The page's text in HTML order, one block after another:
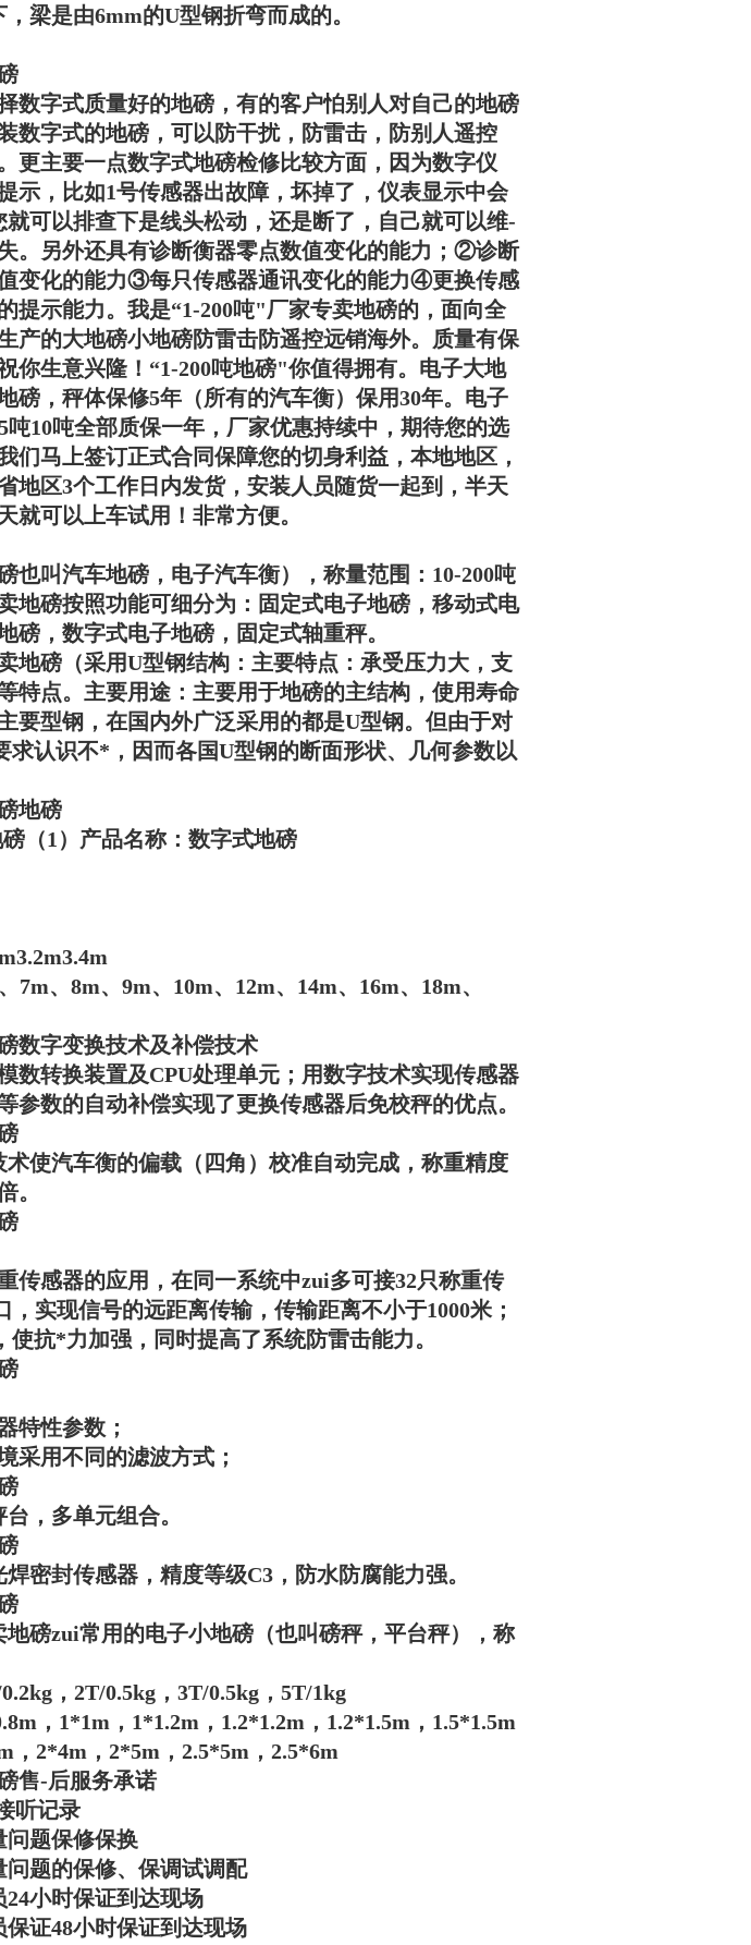
梁是由6mm的U型钢折弯而成的。
数字式质量好的地磅，有的客户怕别人对自己的地磅
数字式的地磅，可以防干扰，防雷击，防别人遥控
更主要一点数字式地磅检修比较方面，因为数字仪
示，比如1号传感器出故障，坏掉了，仪表显示中会
可以排查下是线头松动，还是断了，自己就可以维-
。另外还具有诊断衡器零点数值变化的能力；②诊断
变化的能力③每只传感器通讯变化的能力④更换传感
提示能力。我是“1-200吨"厂家专卖地磅的，面向全
产的大地磅小地磅防雷击防遥控远销海外。质量有保
你生意兴隆！“1-200吨地磅"你值得拥有。电子大地
磅，秤体保修5年（所有的汽车衡）保用30年。电子
吨10吨全部质保一年，厂家优惠持续中，期待您的选
们马上签订正式合同保障您的切身利益，本地地区，
地区3个工作日内发货，安装人员随货一起到，半天
就可以上车试用！非常方便。
也叫汽车地磅，电子汽车衡），称量范围：10-200吨
地磅按照功能可细分为：固定式电子地磅，移动式电
磅，数字式电子地磅，固定式轴重秤。
地磅 （采用U型钢结构：主要特点：承受压力大，支
特点。主要用途：主要用于地磅的主结构，使用寿命
要型钢，在国内外广泛采用的都是U型钢。但由于对
求认识不*，因而各国U型钢的断面形状、几何参数以
地磅
（1）产品名称：数字式地磅
7m、8m、9m、10m、12m、14m、16m、18m、
数字变换技术及补偿技术
数转换装置及CPU处理单元；用数字技术实现传感器
参数的自动补偿实现了更换传感器后免校秤的优点。
使汽车衡的偏载（四角）校准自动完成，称重精度
。
传感器的应用，在同一系统中zui多可接32只称重传
，实现信号的远距离传输，传输距离不小于1000米；
使抗*力加强，同时提高了系统防雷击能力。
特性参数；
采用不同的滤波方式；
，多单元组合。
密封传感器，精度等级C3，防水防腐能力强。
地磅zui常用的电子小地磅（也叫磅秤，平台秤），称
，2T/0.5kg，3T/0.5kg，5T/1kg
，1*1m，1*1.2m，1.2*1.2m，1.2*1.5m，1.5*1.5m
，2*4m，2*5m，2.5*5m，2.5*6m
售-后服务承诺
听记录
问题保修保换
题的保修、保调试调配
小时保证到达现场
证48小时保证到达现场